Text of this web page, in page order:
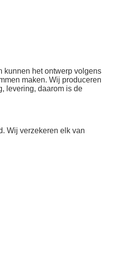
kunnen het ontwerp volgens
maken. Wij produceren
levering, daarom is de
Wij verzekeren elk van